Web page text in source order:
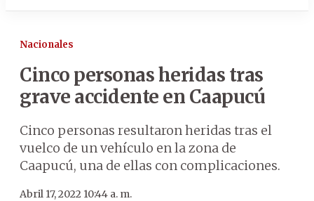
Nacionales
Cinco personas heridas tras
grave accidente en Caapucú
Cinco personas resultaron heridas tras el
vuelco de un vehículo en la zona de
Caapucú, una de ellas con complicaciones.
Abril 17, 2022 10:44 a. m.